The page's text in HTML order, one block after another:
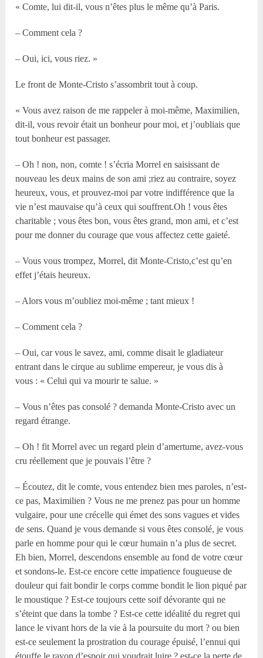
« Comte, lui dit-il, vous n’êtes plus le même qu’à Paris.
– Comment cela ?
– Oui, ici, vous riez. »
Le front de Monte-Cristo s’assombrit tout à coup.
« Vous avez raison de me rappeler à moi-même, Maximilien,
dit-il, vous revoir était un bonheur pour moi, et j’oubliais que
tout bonheur est passager.
– Oh ! non, non, comte ! s’écria Morrel en saisissant de
nouveau les deux mains de son ami ;riez au contraire, soyez
heureux, vous, et prouvez-moi par votre indifférence que la
vie n’est mauvaise qu’à ceux qui souffrent.Oh ! vous êtes
charitable ; vous êtes bon, vous êtes grand, mon ami, et c’est
pour me donner du courage que vous affectez cette gaieté.
– Vous vous trompez, Morrel, dit Monte-Cristo,c’est qu’en
effet j’étais heureux.
– Alors vous m’oubliez moi-même ; tant mieux !
– Comment cela ?
– Oui, car vous le savez, ami, comme disait le gladiateur
entrant dans le cirque au sublime empereur, je vous dis à
vous : « Celui qui va mourir te salue. »
– Vous n’êtes pas consolé ? demanda Monte-Cristo avec un
regard étrange.
– Oh ! fit Morrel avec un regard plein d’amertume, avez-vous
cru réellement que je pouvais l’être ?
– Écoutez, dit le comte, vous entendez bien mes paroles, n’est-
ce pas, Maximilien ? Vous ne me prenez pas pour un homme
vulgaire, pour une crécelle qui émet des sons vagues et vides
de sens. Quand je vous demande si vous êtes consolé, je vous
parle en homme pour qui le cœur humain n’a plus de secret.
Eh bien, Morrel, descendons ensemble au fond de votre cœur
et sondons-le. Est-ce encore cette impatience fougueuse de
douleur qui fait bondir le corps comme bondit le lion piqué par
le moustique ? Est-ce toujours cette soif dévorante qui ne
s’éteint que dans la tombe ? Est-ce cette idéalité du regret qui
lance le vivant hors de la vie à la poursuite du mort ? ou bien
est-ce seulement la prostration du courage épuisé, l’ennui qui